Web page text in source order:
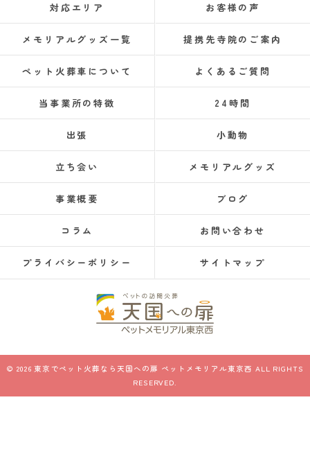
対応エリア お客様の声
メモリアルグッズ一覧 提携先寺院のご案内
ペット火葬車について よくあるご質問
当事業所の特徴 24時間
出張 小動物
立ち会い メモリアルグッズ
事業概要 ブログ
コラム お問い合わせ
プライバシーポリシー サイトマップ
© 2026 東京でペット火葬なら天国への扉 ペットメモリアル東京西 ALL RIGHTS
RESERVED.